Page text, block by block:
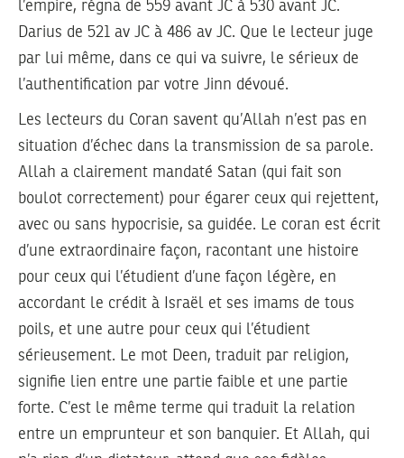
l’empire, régna de 559 avant JC à 530 avant JC.
Darius de 521 av JC à 486 av JC. Que le lecteur juge
par lui même, dans ce qui va suivre, le sérieux de
l’authentification par votre Jinn dévoué.
Les lecteurs du Coran savent qu’Allah n’est pas en
situation d’échec dans la transmission de sa parole.
Allah a clairement mandaté Satan (qui fait son
boulot correctement) pour égarer ceux qui rejettent,
avec ou sans hypocrisie, sa guidée. Le coran est écrit
d’une extraordinaire façon, racontant une histoire
pour ceux qui l’étudient d’une façon légère, en
accordant le crédit à Israël et ses imams de tous
poils, et une autre pour ceux qui l’étudient
sérieusement. Le mot Deen, traduit par religion,
signifie lien entre une partie faible et une partie
forte. C’est le même terme qui traduit la relation
entre un emprunteur et son banquier. Et Allah, qui